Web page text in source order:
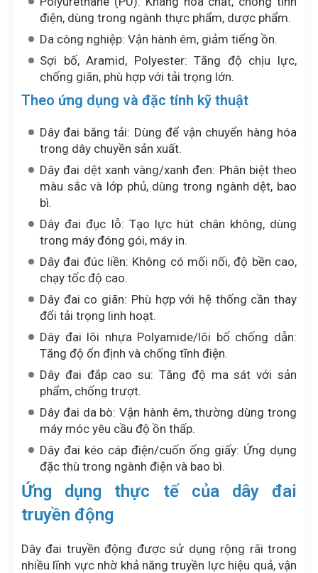
điện, dùng trong ngành thực phẩm, dược phẩm.
Da công nghiệp: Vận hành êm, giảm tiếng ồn.
Sợi bố, Aramid, Polyester: Tăng độ chịu lực,
chống giãn, phù hợp với tải trọng lớn.
Theo ứng dụng và đặc tính kỹ thuật
Dây đai băng tải: Dùng để vận chuyển hàng hóa
trong dây chuyền sản xuất.
Dây đai dệt xanh vàng/xanh đen: Phân biệt theo
màu sắc và lớp phủ, dùng trong ngành dệt, bao
bì.
Dây đai đục lỗ: Tạo lực hút chân không, dùng
trong máy đóng gói, máy in.
Dây đai đúc liền: Không có mối nối, độ bền cao,
chạy tốc độ cao.
Dây đai co giãn: Phù hợp với hệ thống cần thay
đổi tải trọng linh hoạt.
Dây đai lõi nhựa Polyamide/lõi bố chống dẫn:
Tăng độ ổn định và chống tĩnh điện.
Dây đai đắp cao su: Tăng độ ma sát với sản
phẩm, chống trượt.
Dây đai da bò: Vận hành êm, thường dùng trong
máy móc yêu cầu độ ồn thấp.
Dây đai kéo cáp điện/cuốn ống giấy: Ứng dụng
đặc thù trong ngành điện và bao bì.
Ứng dụng thực tế của dây đai
truyền động
Dây đai truyền động được sử dụng rộng rãi trong
nhiều lĩnh vực nhờ khả năng truyền lực hiệu quả, vận